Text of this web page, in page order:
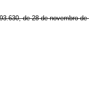
de 28 de novembro